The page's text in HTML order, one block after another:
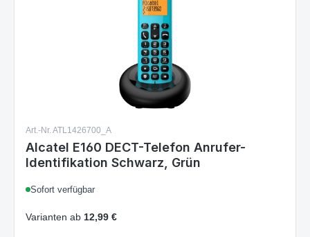
Art.-Nr. ATL1426700_A
Alcatel E160 DECT-Telefon Anrufer-
Identifikation Schwarz, Grün
Sofort verfügbar
Varianten ab 12,99 €